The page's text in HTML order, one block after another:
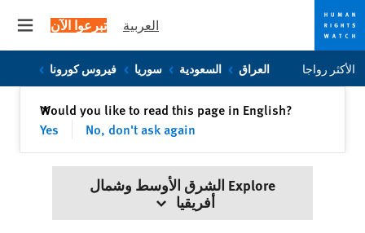
Skip
to
Skip
to
العربية تبرعوا الآن
الأكثر رواجا العراق السعودية سوريا فيروس كورونا
Would you like to read this page in English?
Yes
No, don't ask again
✕إغلاق
Explore الشرق الأوسط وشمال
أفريقيا